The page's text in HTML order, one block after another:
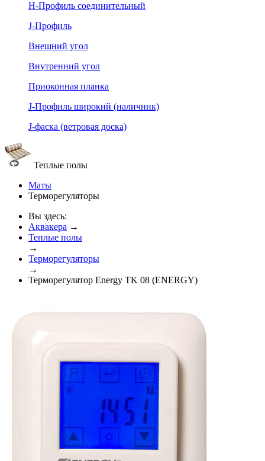
Н-Профиль соединительный
J-Профиль
Внешний угол
Внутренний угол
Приоконная планка
J-Профиль широкий (наличник)
J-фаска (ветровая доска)
Теплые полы
Маты
Терморегуляторы
Вы здесь:
Аквакера →
Теплые полы
→
Терморегуляторы
→
Терморегулятор Energy TK 08 (ENERGY)